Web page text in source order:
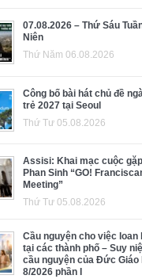
07.08.2026 – Thứ Sáu
Niên
Thứ Năm 06.08.2026
Công bố bài hát chủ đề
trẻ 2027 tại Seoul
Thứ Tư 05.08.2026
Assisi: Khai mạc cuộc
Phan Sinh “GO!
Meeting”
Thứ Tư 05.08.2026
Cầu nguyện cho việc loan
tại các thành phố – Suy
cầu nguyện của Đức Giáo
8/2026 phần I